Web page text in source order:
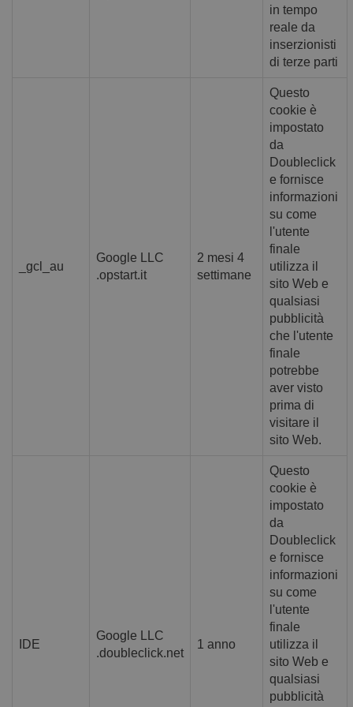
in tempo
reale da
inserzionisti
di terze parti
_gcl_au
Google LLC
.opstart.it
2 mesi 4
settimane
Questo
cookie è
impostato
da
Doubleclick
e fornisce
informazioni
su come
l'utente
finale
utilizza il
sito Web e
qualsiasi
pubblicità
che l'utente
finale
potrebbe
aver visto
prima di
visitare il
sito Web.
IDE
Google LLC
.doubleclick.net
1 anno
Questo
cookie è
impostato
da
Doubleclick
e fornisce
informazioni
su come
l'utente
finale
utilizza il
sito Web e
qualsiasi
pubblicità
è un
generato in
modo
il modo in
viene
essere
specifico
sito, ma un
buon
è
utente tra
pagine.
Sessione
Cookie
associato ai
siti che
utilizzano
identificare
traffico web
attendibile.
1 ora 59
minuti
Questo
è stato
per aiutare
con la
sito a
prevenire
attacchi
Site
Forgery.
1 anno
Questo
è
soluzione
conformità
cookie di
OneTrust.
Memorizza
di cookie
sito utilizza
se i
hanno
prestato o
revocato il
consenso
categoria.
proprietari
sito di
impedire
cookie di